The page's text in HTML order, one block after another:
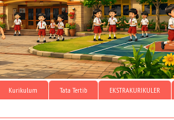
Kurikulum Tata Tertib EKSTRAKURIKULER